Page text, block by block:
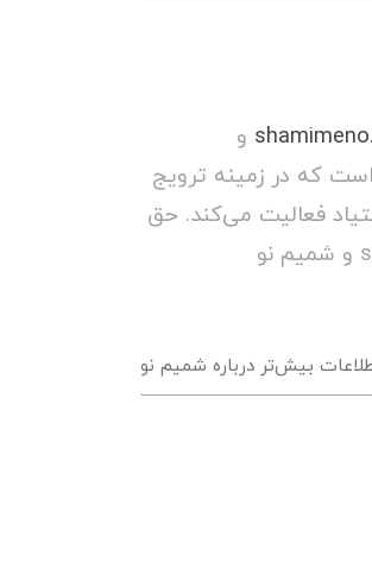
و
که در زمینه ترویج
فعالیت می‌کند. حق
مالکیت و کپی رایت برند/ویژند شمیم shamim و شمیم نو
بیش‌تر درباره شمیم نو